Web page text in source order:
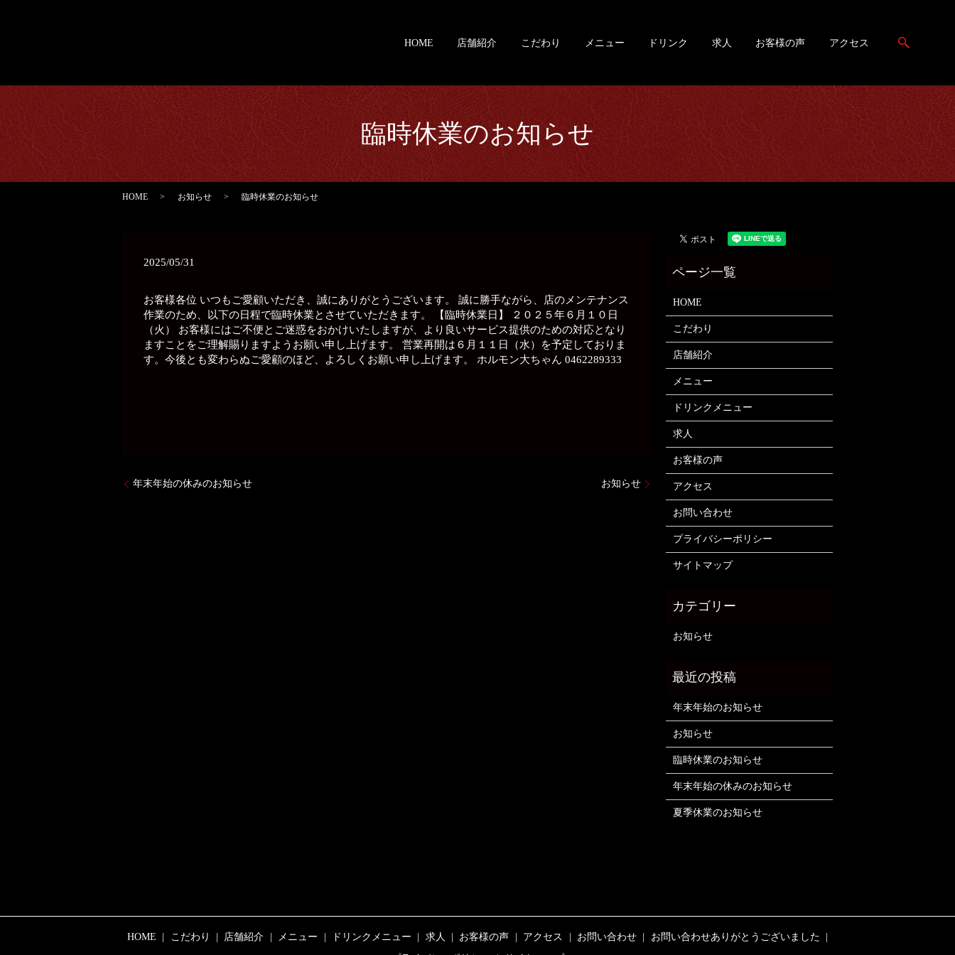
HOME 店舗紹介 こだわり メニュー ドリンク 求人 お客様の声 アクセス
臨時休業のお知らせ
HOME お知らせ 臨時休業のお知らせ
2025/05/31
お客様各位 いつもご愛顧いただき、誠にありがとうございます。 誠に勝手ながら、店のメンテナンス
作業のため、以下の日程で臨時休業とさせていただきます。 【臨時休業日】 ２０２５年６月１０日
（火） お客様にはご不便とご迷惑をおかけいたしますが、より良いサービス提供のための対応となり
ますことをご理解賜りますようお願い申し上げます。 営業再開は６月１１日（水）を予定しておりま
す。今後とも変わらぬご愛顧のほど、よろしくお願い申し上げます。 ホルモン大ちゃん 0462289333
年末年始の休みのお知らせ お知らせ
HOME
こだわり
店舗紹介
メニュー
ドリンクメニュー
求人
お客様の声
アクセス
お問い合わせ
プライバシーポリシー
サイトマップ
お知らせ
年末年始のお知らせ
お知らせ
臨時休業のお知らせ
年末年始の休みのお知らせ
夏季休業のお知らせ
HOME こだわり 店舗紹介 メニュー ドリンクメニュー 求人 お客様の声 アクセス お問い合わせ
お問い合わせありがとうございました